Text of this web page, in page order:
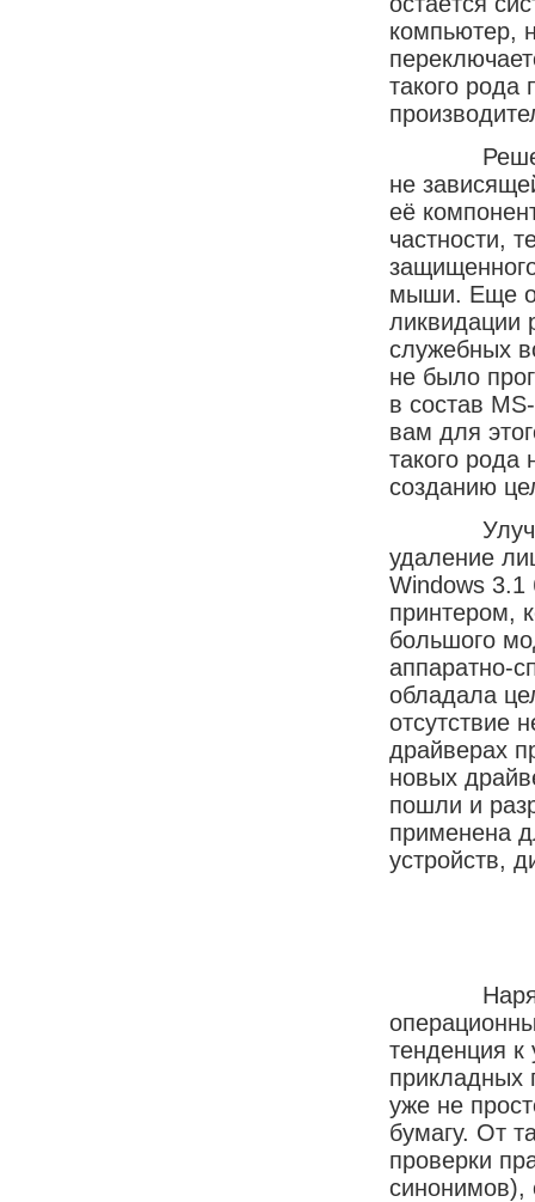
компьютер,
такого
Решение
не
её
частности,
мыши. Еще
ликвидации
служебных
не было
в состав
вам для
такого рода
созданию
удаление
Windows
принтером,
большого
аппаратно-
обладала
отсутствие
драйверах
новых
пошли и
применена
устройств,
Наряду с
тенденция
прикладных
уже не
бумагу. От
проверки
синонимов),